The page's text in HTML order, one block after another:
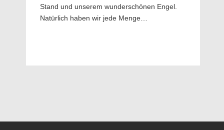
Stand und unserem wunderschönen Engel.
Natürlich haben wir jede Menge…